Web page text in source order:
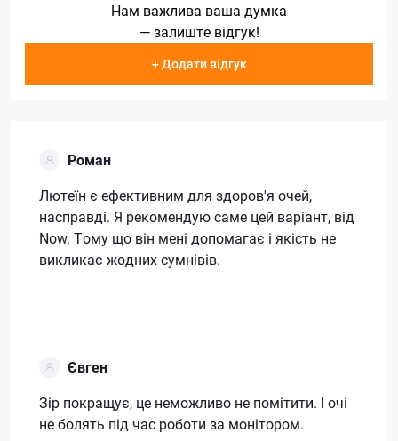
Нам важлива ваша думка
— залиште відгук!
+ Додати відгук
Роман
Лютеїн є ефективним для здоров'я очей,
насправді. Я рекомендую саме цей варіант, від
Now. Тому що він мені допомагає і якість не
викликає жодних сумнівів.
Євген
Зір покращує, це неможливо не помітити. І очі
не болять під час роботи за монітором.